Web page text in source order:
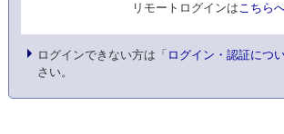
リモートログインはこちら
ログインできない方は「 ログイン・認証につ
さい。